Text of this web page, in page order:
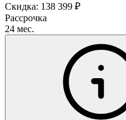
Скидка: 138 399 ₽
Рассрочка
24 мес.